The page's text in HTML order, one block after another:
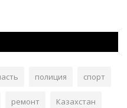
полиция спорт
ремонт Казахстан